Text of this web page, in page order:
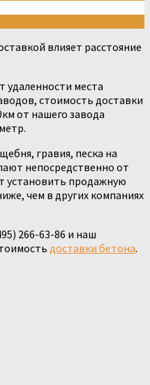
влияет расстояние
удаленности места
стоимость доставки
от нашего завода
гравия, песка на
непосредственно от
установить продажную
чем в других компаниях
266-63-86 и наш
доставки бетона.